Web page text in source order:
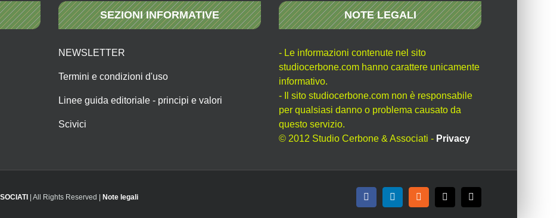
SEZIONI INFORMATIVE
NEWSLETTER
Termini e condizioni d'uso
Linee guida editoriale - principi e valori
Scivici
NOTE LEGALI
- Le informazioni contenute nel sito
studiocerbone.com hanno carattere unicamente
informativo.
- Il sito studiocerbone.com non è responsabile
per qualsiasi danno o problema causato da
questo servizio.
© 2012 Studio Cerbone & Associati - Privacy
| All Rights Reserved | Note legali FacebookLinkedInRss X Email